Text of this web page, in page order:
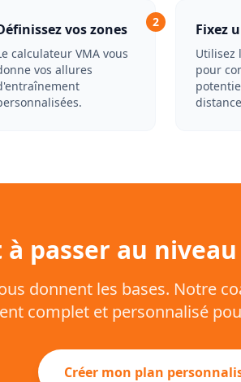
2
vos zones
calculateur VMA vous
vos allures
Fixez
Utilisez
pour
à passer au
donnent les bases. Notre
complet et personnalisé
Créer mon plan